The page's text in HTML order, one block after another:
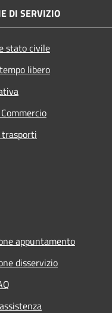
DI SERVIZIO
stato civile
libero
appuntamento
disservizio